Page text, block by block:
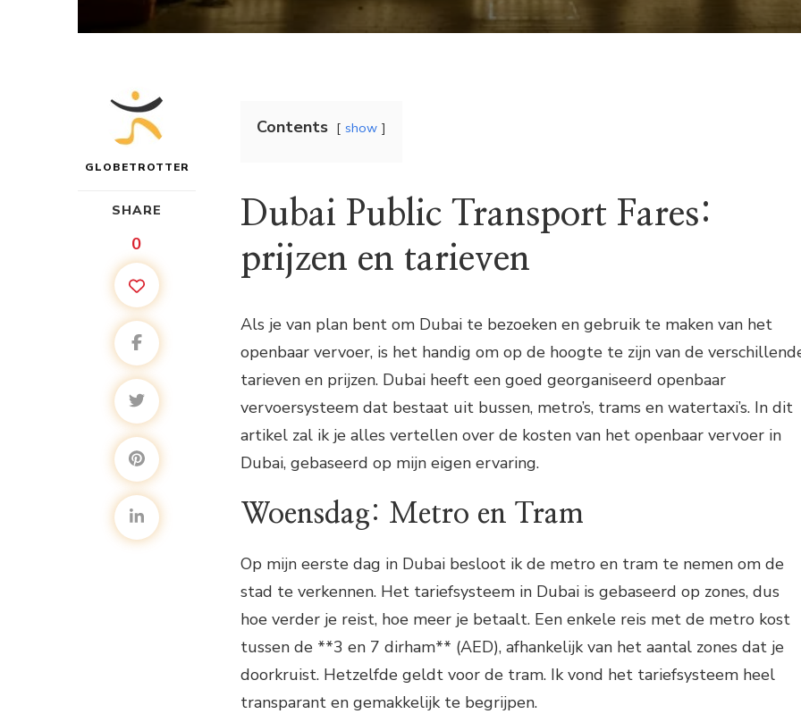
GLOBETROTTER
SHARE
0
Contents show
Dubai Public Transport Fares:
prijzen en tarieven
Als je van plan bent om Dubai te bezoeken en gebruik te maken van het
openbaar vervoer, is het handig om op de hoogte te zijn van de
tarieven en prijzen. Dubai heeft een goed georganiseerd openbaar
vervoersysteem dat bestaat uit bussen, metro’s, trams en watertaxi’s. In dit
artikel zal ik je alles vertellen over de kosten van het openbaar vervoer in
Dubai, gebaseerd op mijn eigen ervaring.
Woensdag: Metro en Tram
Op mijn eerste dag in Dubai besloot ik de metro en tram te nemen om de
stad te verkennen. Het tariefsysteem in Dubai is gebaseerd op zones, dus
hoe verder je reist, hoe meer je betaalt. Een enkele reis met de metro kost
tussen de **3 en 7 dirham** (AED), afhankelijk van het aantal zones dat je
doorkruist. Hetzelfde geldt voor de tram. Ik vond het tariefsysteem heel
transparant en gemakkelijk te begrijpen.